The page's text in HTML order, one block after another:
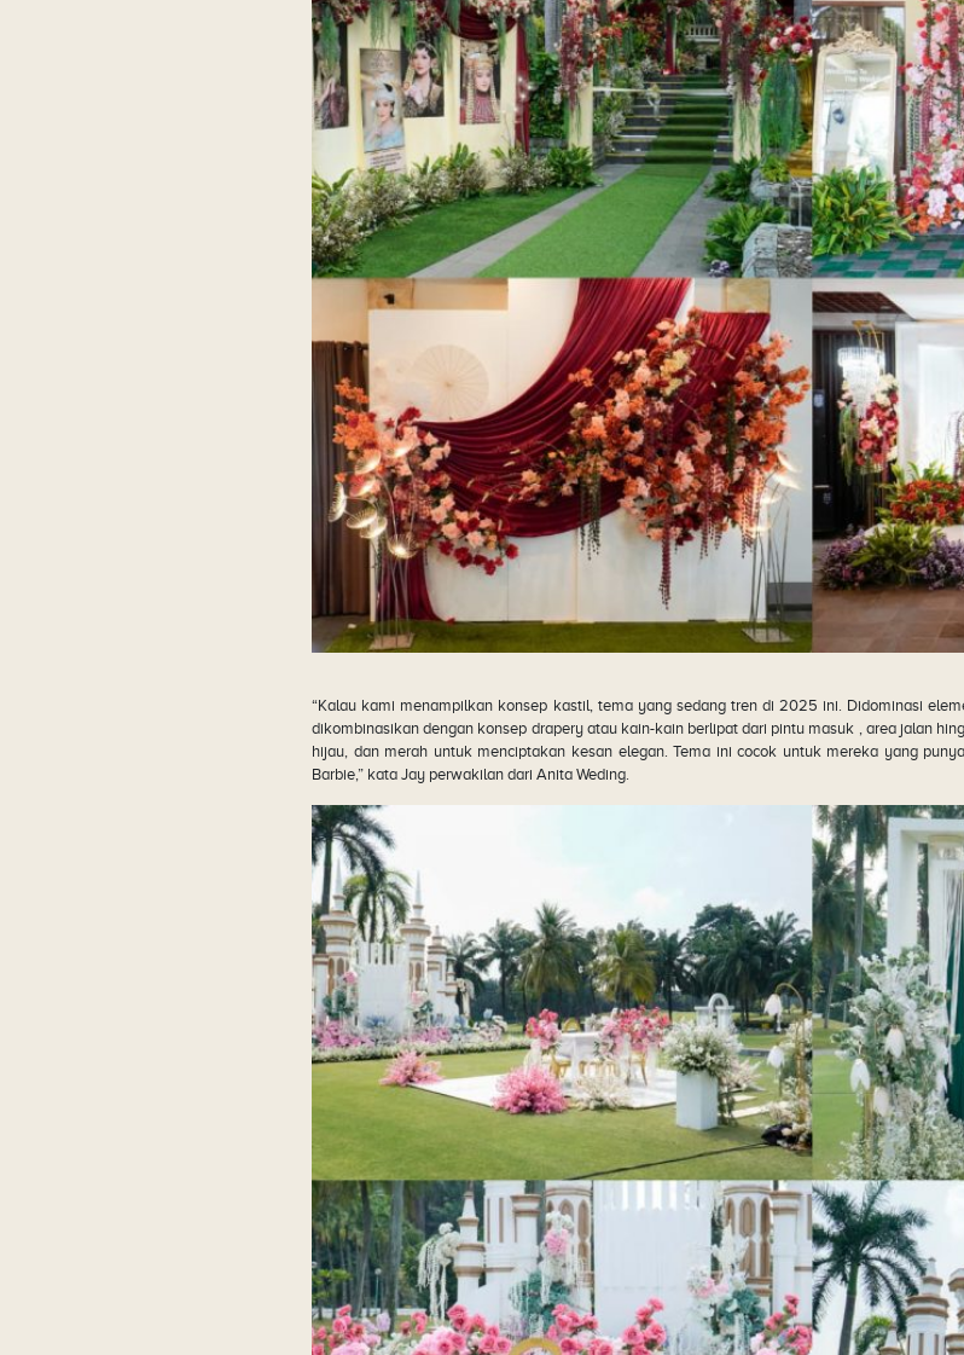
“Kalau kami menampilkan konsep kastil, tema yang sedang tren di 2025 ini. Didominasi
dikombinasikan dengan konsep drapery atau kain-kain berlipat dari pintu masuk , area jalan
hijau, dan merah untuk menciptakan kesan elegan. Tema ini cocok untuk mereka yang
Barbie,” kata Jay perwakilan dari Anita Weding.